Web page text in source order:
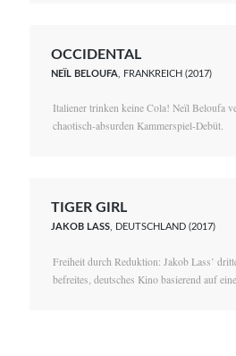
OCCIDENTAL
NEÏL BELOUFA , FRANKREICH (2017)
Italiener trinken keine Cola! Neïl Beloufa
chaotisch-absurden Kammerspiel-Debüt.
TIGER GIRL
JAKOB LASS, DEUTSCHLAND (2017)
Freiheit durch Reduktion: Jakob Lass’
befreites, deutsches Kino basierend auf